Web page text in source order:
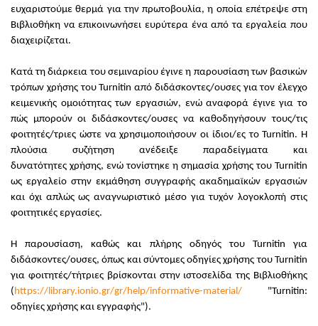
ευχαριστούμε θερμά για την πρωτοβουλία, η οποία επέτρεψε στη
Βιβλιοθήκη να επικοινωνήσει ευρύτερα ένα από τα εργαλεία που
διαχειρίζεται.
Κατά τη διάρκεια του σεμιναρίου έγινε η παρουσίαση των βασικών
τρόπων χρήσης του Turnitin από διδάσκοντες/ουσες για τον έλεγχο
κειμενικής ομοιότητας των εργασιών, ενώ αναφορά έγινε για το
πώς μπορούν οι διδάσκοντες/ουσες να καθοδηγήσουν τους/τις
φοιτητές/τριες ώστε να χρησιμοποιήσουν οι ίδιοι/ες το Turnitin. Η
πλούσια συζήτηση ανέδειξε παραδείγματα και
δυνατότητες χρήσης, ενώ τονίστηκε η σημασία χρήσης του Turnitin
ως εργαλείο στην εκμάθηση συγγραφής ακαδημαϊκών εργασιών
και όχι απλώς ως αναγνωριστικό μέσο για τυχόν λογοκλοπή στις
φοιτητικές εργασίες.
Η παρουσίαση, καθώς και πλήρης οδηγός του Turnitin για
διδάσκοντες/ουσες, όπως και σύντομες οδηγίες χρήσης του Turnitin
για φοιτητές/τήτριες βρίσκονται στην ιστοσελίδα της Βιβλιοθήκης
( https://library.ionio.gr/gr/help/informative-material/ "Turnitin:
οδηγίες χρήσης και εγγραφής").